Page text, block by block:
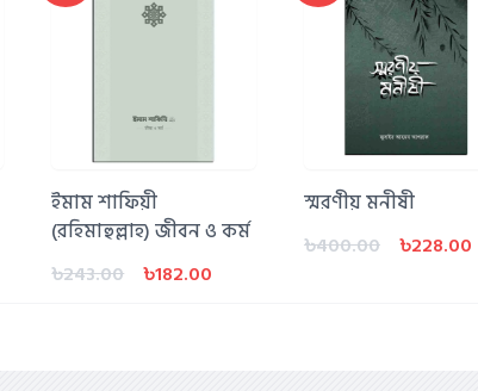
ইমাম শাফিয়ী
(রহিমাহুল্লাহ) জীবন ও কর্ম
৳243.00
৳182.00
স্মরণীয় মনীষী
৳400.00
৳228.00